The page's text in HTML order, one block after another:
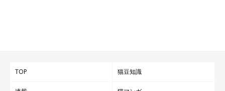
TOP 猫豆知識